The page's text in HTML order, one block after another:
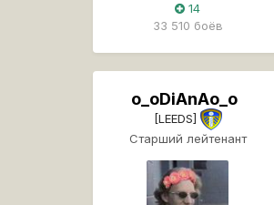
14
33 510 боёв
o_oDiAnAo_o
[LEEDS]
Старший лейтенант